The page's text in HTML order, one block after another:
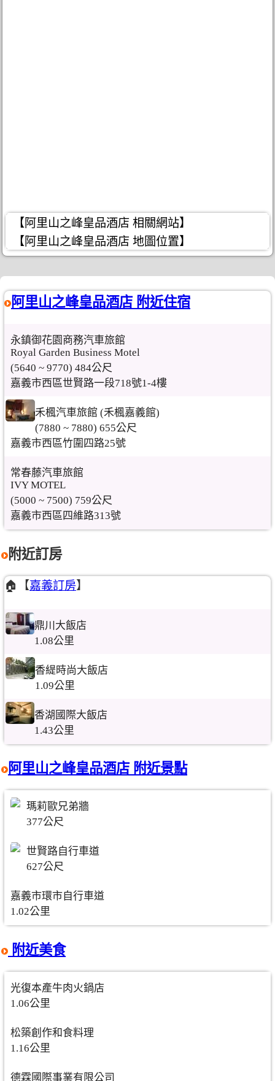
【阿里山之峰皇品酒店 相關網站】
【阿里山之峰皇品酒店 地圖位置】
阿里山之峰皇品酒店 附近住宿
永鎮御花園商務汽車旅館
Royal Garden Business Motel
(5640 ~ 9770) 484公尺
嘉義市西區世賢路一段718號1-4樓
禾楓汽車旅館 (禾楓嘉義館)
(7880 ~ 7880) 655公尺
嘉義市西區竹圍四路25號
常春藤汽車旅館
IVY MOTEL
(5000 ~ 7500) 759公尺
嘉義市西區四維路313號
附近訂房
🏠【嘉義訂房】
鼎川大飯店
1.08公里
香緹時尚大飯店
1.09公里
香湖國際大飯店
1.43公里
阿里山之峰皇品酒店 附近景點
瑪莉歐兄弟牆
377公尺
世賢路自行車道
627公尺
嘉義市環市自行車道
1.02公里
附近美食
光復本產牛肉火鍋店
1.06公里
松築創作和食料理
1.16公里
德霖國際事業有限公司